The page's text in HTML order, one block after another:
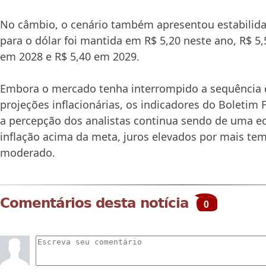
No câmbio, o cenário também apresentou
para o dólar foi mantida em R$ 5,20 neste ano, R$
em 2028 e R$ 5,40 em 2029.
Embora o mercado tenha interrompido a sequência
projeções inflacionárias, os indicadores do Boletim
a percepção dos analistas continua sendo de uma
inflação acima da meta, juros elevados por mais
moderado.
Comentários desta notícia 0